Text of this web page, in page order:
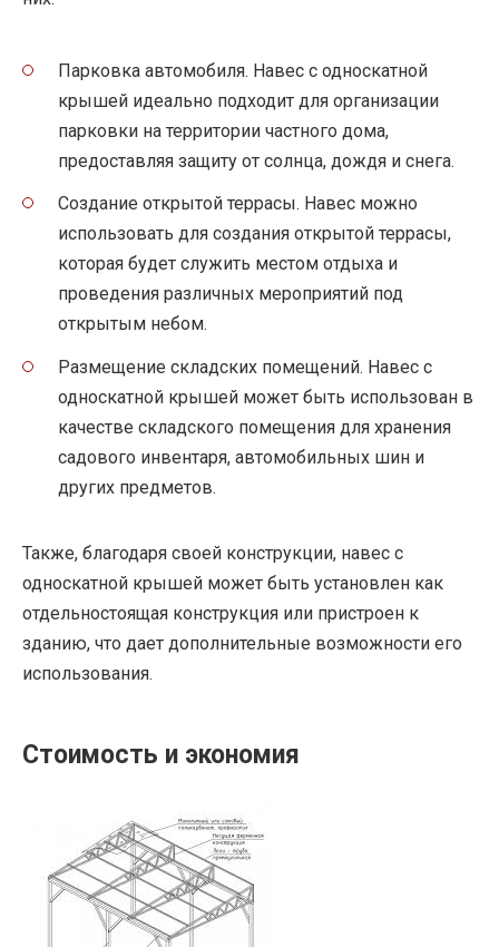
Парковка автомобиля. Навес с односкатной
крышей идеально подходит для организации
парковки на территории частного дома,
предоставляя защиту от солнца, дождя и снега.
Создание открытой террасы. Навес можно
использовать для создания открытой террасы,
которая будет служить местом отдыха и
проведения различных мероприятий под
открытым небом.
Размещение складских помещений. Навес с
односкатной крышей может быть использован в
качестве складского помещения для хранения
садового инвентаря, автомобильных шин и
других предметов.
Также, благодаря своей конструкции, навес с
односкатной крышей может быть установлен как
отдельностоящая конструкция или пристроен к
зданию, что дает дополнительные возможности его
использования.
Стоимость и экономия